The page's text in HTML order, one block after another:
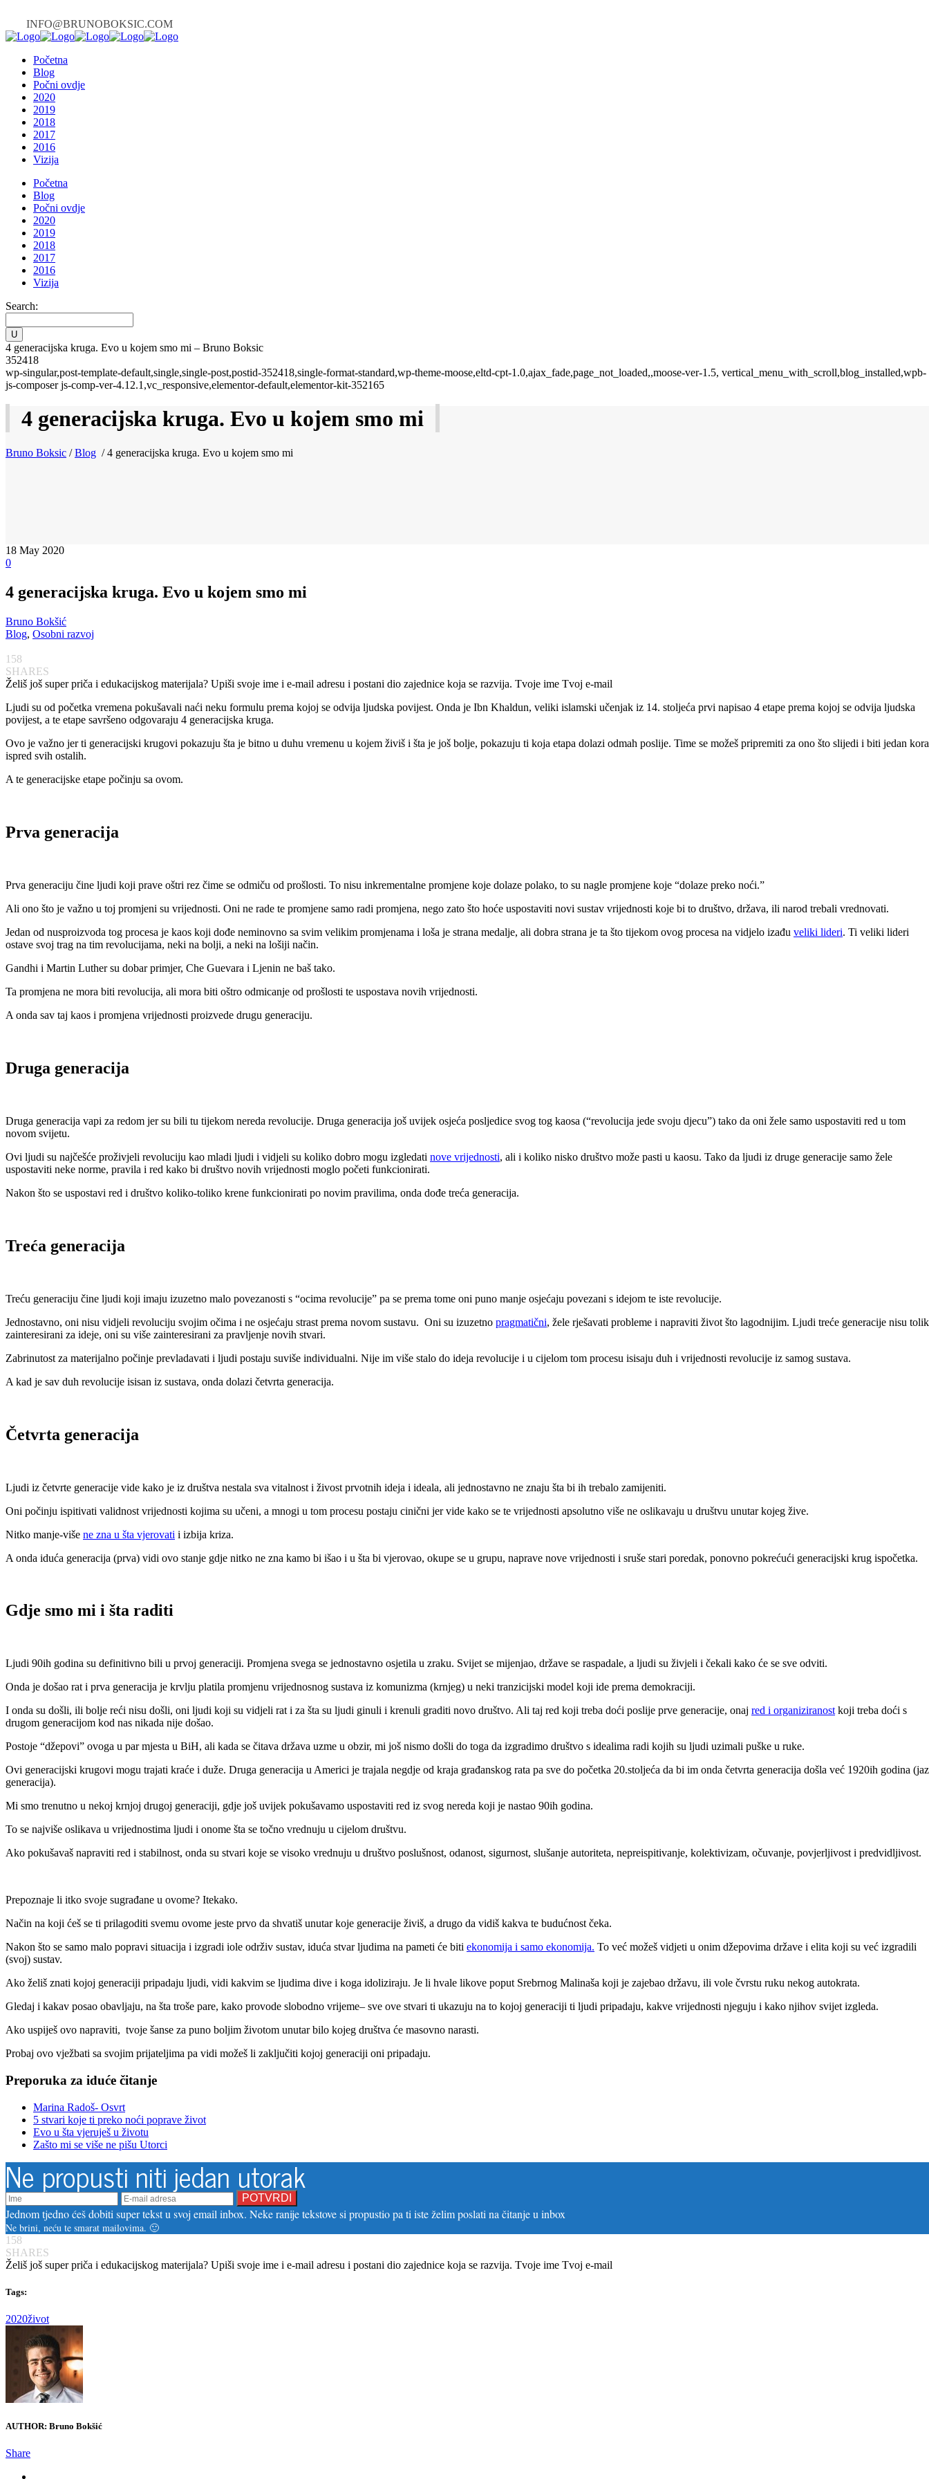
INFO@BRUNOBOKSIC.COM
Početna
Blog
Počni ovdje
2020
2019
2018
2017
2016
Vizija
Početna
Blog
Počni ovdje
2020
2019
2018
2017
2016
Vizija
Search:
4 generacijska kruga. Evo u kojem smo mi – Bruno Boksic
352418
wp-singular,post-template-default,single,single-post,postid-352418,single-format-standard,wp-theme-moose,eltd-cpt-1.0,ajax_fade,page_not_loaded,,moose-ver-1.5, vertical_menu_with_scroll,blog_installed,wpb-
js-composer js-comp-ver-4.12.1,vc_responsive,elementor-default,elementor-kit-352165
4 generacijska kruga. Evo u kojem smo mi
Bruno Boksic /Blog /4 generacijska kruga. Evo u kojem smo mi
18 May 2020
0
4 generacijska kruga. Evo u kojem smo mi
Bruno Bokšić
Blog, Osobni razvoj
158
SHARES
Želiš još super priča i edukacijskog materijala? Upiši svoje ime i e-mail adresu i postani dio zajednice koja se razvija. Tvoje ime Tvoj e-mail
Ljudi su od početka vremena pokušavali naći neku formulu prema kojoj se odvija ljudska povijest. Onda je Ibn Khaldun, veliki islamski učenjak iz 14. stoljeća prvi napisao 4 etape prema kojoj se odvija ljudska
povijest, a te etape savršeno odgovaraju 4 generacijska kruga.
Ovo je važno jer ti generacijski krugovi pokazuju šta je bitno u duhu vremenu u kojem živiš i šta je još bolje, pokazuju ti koja etapa dolazi odmah poslije. Time se možeš pripremiti za ono što slijedi i biti jedan
ispred svih ostalih.
A te generacijske etape počinju sa ovom.
Prva generacija
Prva generaciju čine ljudi koji prave oštri rez čime se odmiču od prošlosti. To nisu inkrementalne promjene koje dolaze polako, to su nagle promjene koje “dolaze preko noći.”
Ali ono što je važno u toj promjeni su vrijednosti. Oni ne rade te promjene samo radi promjena, nego zato što hoće uspostaviti novi sustav vrijednosti koje bi to društvo, država, ili narod trebali vrednovati.
Jedan od nusproizvoda tog procesa je kaos koji dođe neminovno sa svim velikim promjenama i loša je strana medalje, ali dobra strana je ta što tijekom ovog procesa na vidjelo izađu veliki lideri. Ti veliki lideri
ostave svoj trag na tim revolucijama, neki na bolji, a neki na lošiji način.
Gandhi i Martin Luther su dobar primjer, Che Guevara i Ljenin ne baš tako.
Ta promjena ne mora biti revolucija, ali mora biti oštro odmicanje od prošlosti te uspostava novih vrijednosti.
A onda sav taj kaos i promjena vrijednosti proizvede drugu generaciju.
Druga generacija
Druga generacija vapi za redom jer su bili tu tijekom nereda revolucije. Druga generacija još uvijek osjeća posljedice svog tog kaosa (“revolucija jede svoju djecu”) tako da oni žele samo uspostaviti red u tom
novom svijetu.
Ovi ljudi su najčešće proživjeli revoluciju kao mladi ljudi i vidjeli su koliko dobro mogu izgledati nove vrijednosti, ali i koliko nisko društvo može pasti u kaosu. Tako da ljudi iz druge generacije samo žele
uspostaviti neke norme, pravila i red kako bi društvo novih vrijednosti moglo početi funkcionirati.
Nakon što se uspostavi red i društvo koliko-toliko krene funkcionirati po novim pravilima, onda dođe treća generacija.
Treća generacija
Treću generaciju čine ljudi koji imaju izuzetno malo povezanosti s “ocima revolucije” pa se prema tome oni puno manje osjećaju povezani s idejom te iste revolucije.
Jednostavno, oni nisu vidjeli revoluciju svojim očima i ne osjećaju strast prema novom sustavu. Oni su izuzetno pragmatični, žele rješavati probleme i napraviti život što lagodnijim. Ljudi treće generacije nisu
zainteresirani za ideje, oni su više zainteresirani za pravljenje novih stvari.
Zabrinutost za materijalno počinje prevladavati i ljudi postaju suviše individualni. Nije im više stalo do ideja revolucije i u cijelom tom procesu isisaju duh i vrijednosti revolucije iz samog sustava.
A kad je sav duh revolucije isisan iz sustava, onda dolazi četvrta generacija.
Četvrta generacija
Ljudi iz četvrte generacije vide kako je iz društva nestala sva vitalnost i živost prvotnih ideja i ideala, ali jednostavno ne znaju šta bi ih trebalo zamijeniti.
Oni počinju ispitivati validnost vrijednosti kojima su učeni, a mnogi u tom procesu postaju cinični jer vide kako se te vrijednosti apsolutno više ne oslikavaju u društvu unutar kojeg žive.
Nitko manje-više ne zna u šta vjerovati i izbija kriza.
A onda iduća generacija (prva) vidi ovo stanje gdje nitko ne zna kamo bi išao i u šta bi vjerovao, okupe se u grupu, naprave nove vrijednosti i sruše stari poredak, ponovno pokrećući generacijski krug ispočetka.
Gdje smo mi i šta raditi
Ljudi 90ih godina su definitivno bili u prvoj generaciji. Promjena svega se jednostavno osjetila u zraku. Svijet se mijenjao, države se raspadale, a ljudi su živjeli i čekali kako će se sve odviti.
Onda je došao rat i prva generacija je krvlju platila promjenu vrijednosnog sustava iz komunizma (krnjeg) u neki tranzicijski model koji ide prema demokraciji.
I onda su došli, ili bolje reći nisu došli, oni ljudi koji su vidjeli rat i za šta su ljudi ginuli i krenuli graditi novo društvo. Ali taj red koji treba doći poslije prve generacije, onaj red i organiziranost koji treba doći s
drugom generacijom kod nas nikada nije došao.
Postoje “džepovi” ovoga u par mjesta u BiH, ali kada se čitava država uzme u obzir, mi još nismo došli do toga da izgradimo društvo s idealima radi kojih su ljudi uzimali puške u ruke.
Ovi generacijski krugovi mogu trajati kraće i duže. Druga generacija u Americi je trajala negdje od kraja građanskog rata pa sve do početka 20.stoljeća da bi im onda četvrta generacija došla već 1920ih godina
generacija).
Mi smo trenutno u nekoj krnjoj drugoj generaciji, gdje još uvijek pokušavamo uspostaviti red iz svog nereda koji je nastao 90ih godina.
To se najviše oslikava u vrijednostima ljudi i onome šta se točno vrednuju u cijelom društvu.
Ako pokušavaš napraviti red i stabilnost, onda su stvari koje se visoko vrednuju u društvo poslušnost, odanost, sigurnost, slušanje autoriteta, nepreispitivanje, kolektivizam, očuvanje, povjerljivost i predvidljivost.
Prepoznaje li itko svoje sugrađane u ovome? Itekako.
Način na koji ćeš se ti prilagoditi svemu ovome jeste prvo da shvatiš unutar koje generacije živiš, a drugo da vidiš kakva te budućnost čeka.
Nakon što se samo malo popravi situacija i izgradi iole održiv sustav, iduća stvar ljudima na pameti će biti ekonomija i samo ekonomija. To već možeš vidjeti u onim džepovima države i elita koji su već izgradili
(svoj) sustav.
Ako želiš znati kojoj generaciji pripadaju ljudi, vidi kakvim se ljudima dive i koga idoliziraju. Je li hvale likove poput Srebrnog Malinaša koji je zajebao državu, ili vole čvrstu ruku nekog autokrata.
Gledaj i kakav posao obavljaju, na šta troše pare, kako provode slobodno vrijeme– sve ove stvari ti ukazuju na to kojoj generaciji ti ljudi pripadaju, kakve vrijednosti njeguju i kako njihov svijet izgleda.
Ako uspiješ ovo napraviti, tvoje šanse za puno boljim životom unutar bilo kojeg društva će masovno narasti.
Probaj ovo vježbati sa svojim prijateljima pa vidi možeš li zaključiti kojoj generaciji oni pripadaju.
Preporuka za iduće čitanje
Marina Radoš- Osvrt
5 stvari koje ti preko noći poprave život
Evo u šta vjeruješ u životu
Zašto mi se više ne pišu Utorci
Ne propusti niti jedan utorak
Jednom tjedno ćeš dobiti super tekst u svoj email inbox. Neke ranije tekstove si propustio pa ti iste želim poslati na čitanje u inbox
Ne brini, neću te smarat mailovima. 🙂
158
SHARES
Želiš još super priča i edukacijskog materijala? Upiši svoje ime i e-mail adresu i postani dio zajednice koja se razvija. Tvoje ime Tvoj e-mail
Tags:
2020život
AUTHOR: Bruno Bokšić
Share